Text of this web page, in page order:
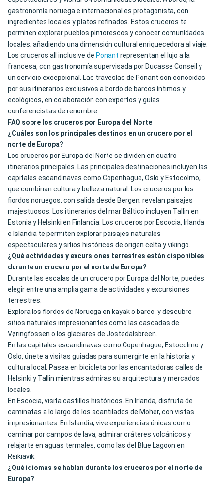
gastronomía noruega e internacional es protagonista, con
ingredientes locales y platos refinados. Estos cruceros te
permiten explorar pueblos pintorescos y conocer comunidades
locales, añadiendo una dimensión cultural enriquecedora al viaje.
Los cruceros all inclusive de Ponant representan el lujo a la
francesa, con gastronomía supervisada por Ducasse Conseil y
un servicio excepcional. Las travesías de Ponant son conocidas
por sus itinerarios exclusivos a bordo de barcos íntimos y
ecológicos, en colaboración con expertos y guías
conferencistas de renombre.
FAQ sobre los cruceros por Europa del Norte
¿Cuáles son los principales destinos en un crucero por el
norte de Europa?
Los cruceros por Europa del Norte se dividen en cuatro
itinerarios principales. Las principales destinaciones incluyen las
capitales escandinavas como Copenhague, Oslo y Estocolmo,
que combinan cultura y belleza natural. Los cruceros por los
fiordos noruegos, con salida desde Bergen, revelan paisajes
majestuosos. Los itinerarios del mar Báltico incluyen Tallin en
Estonia y Helsinki en Finlandia. Los cruceros por Escocia, Irlanda
e Islandia te permiten explorar paisajes naturales
espectaculares y sitios históricos de origen celta y vikingo.
¿Qué actividades y excursiones terrestres están disponibles
durante un crucero por el norte de Europa?
Durante las escalas de un crucero por Europa del Norte, puedes
elegir entre una amplia gama de actividades y excursiones
terrestres.
Explora los fiordos de Noruega en kayak o barco, y descubre
sitios naturales impresionantes como las cascadas de
Vøringfossen o los glaciares de Jostedalsbreen.
En las capitales escandinavas como Copenhague, Estocolmo y
Oslo, únete a visitas guiadas para sumergirte en la historia y
cultura local. Pasea en bicicleta por las encantadoras calles de
Helsinki y Tallin mientras admiras su arquitectura y mercados
locales.
En Escocia, visita castillos históricos. En Irlanda, disfruta de
caminatas a lo largo de los acantilados de Moher, con vistas
impresionantes. En Islandia, vive experiencias únicas como
caminar por campos de lava, admirar cráteres volcánicos y
relajarte en aguas termales, como las del Blue Lagoon en
Reikiavik.
¿Qué idiomas se hablan durante los cruceros por el norte de
Europa?